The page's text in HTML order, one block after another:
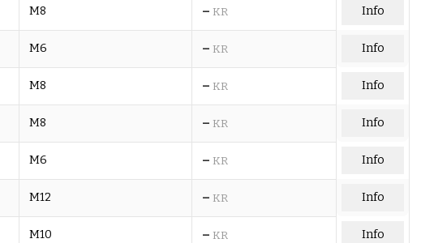
M8 – KR Info
M6 – KR Info
M8 – KR Info
M8 – KR Info
M6 – KR Info
M12 – KR Info
M10 – KR Info